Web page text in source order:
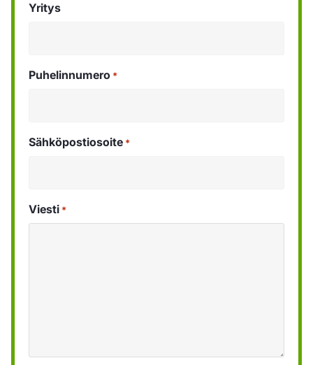
Yritys
Puhelinnumero *
Sähköpostiosoite *
Viesti *